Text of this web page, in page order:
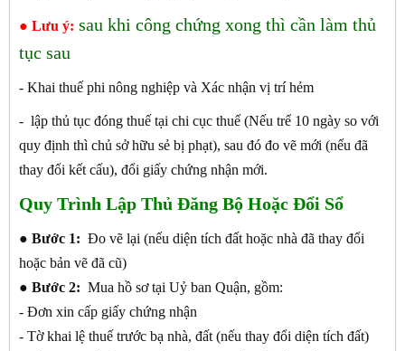
● Lưu ý: sau khi công chứng xong thì cần làm thủ
tục sau
- Khai thuế phi nông nghiệp và Xác nhận vị trí hẻm
- lập thủ tục đóng thuế tại chi cục thuế (Nếu trể 10 ngày so với
quy định thì chủ sở hữu sẻ bị phạt), sau đó đo vẽ mới (nếu đã
thay đổi kết cấu), đổi giấy chứng nhận mới.
Quy Trình Lập Thủ Đăng Bộ Hoặc Đổi Sổ
● Bước 1: Đo vẽ lại (nếu diện tích đất hoặc nhà đã thay đổi
hoặc bản vẽ đã cũ)
● Bước 2: Mua hồ sơ tại Uỷ ban Quận, gồm:
- Đơn xin cấp giấy chứng nhận
- Tờ khai lệ thuế trước bạ nhà, đất (nếu thay đổi diện tích đất)